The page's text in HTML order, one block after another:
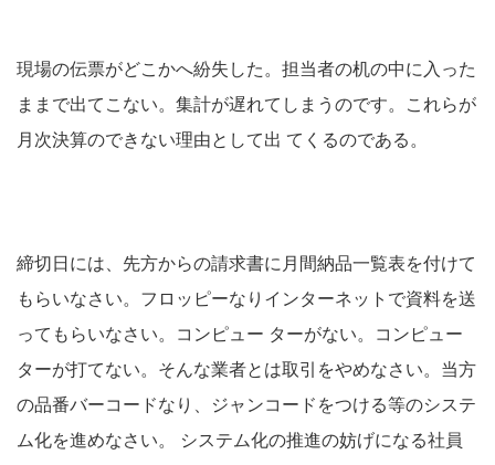
現場の伝票がどこかへ紛失した。担当者の机の中に入った
ままで出てこない。集計が遅れてしまうのです。これらが
月次決算のできない理由として出 てくるのである。
締切日には、先方からの請求書に月間納品一覧表を付けて
もらいなさい。フロッピーなりインターネットで資料を送
ってもらいなさい。コンピュー ターがない。コンピュー
ターが打てない。そんな業者とは取引をやめなさい。当方
の品番バーコードなり、ジャンコードをつける等のシステ
ム化を進めなさい。 システム化の推進の妨げになる社員